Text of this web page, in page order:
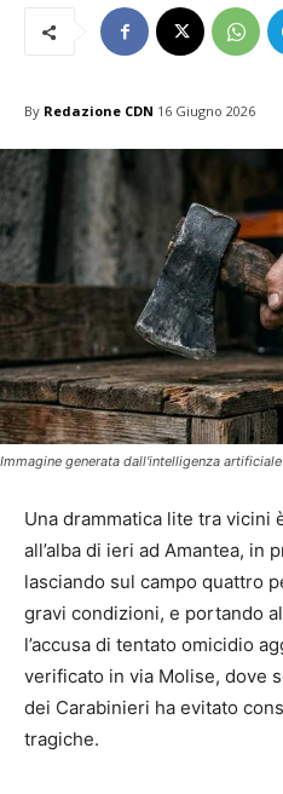
By Redazione CDN 16 Giugno 2026
Immagine generata dall'intelligenza
Una drammatica lite tra vicini
all’alba di ieri ad Amantea, in
lasciando sul campo quattro
gravi condizioni, e portando
l’accusa di tentato omicidio
verificato in via Molise, dove
dei Carabinieri ha evitato
tragiche.